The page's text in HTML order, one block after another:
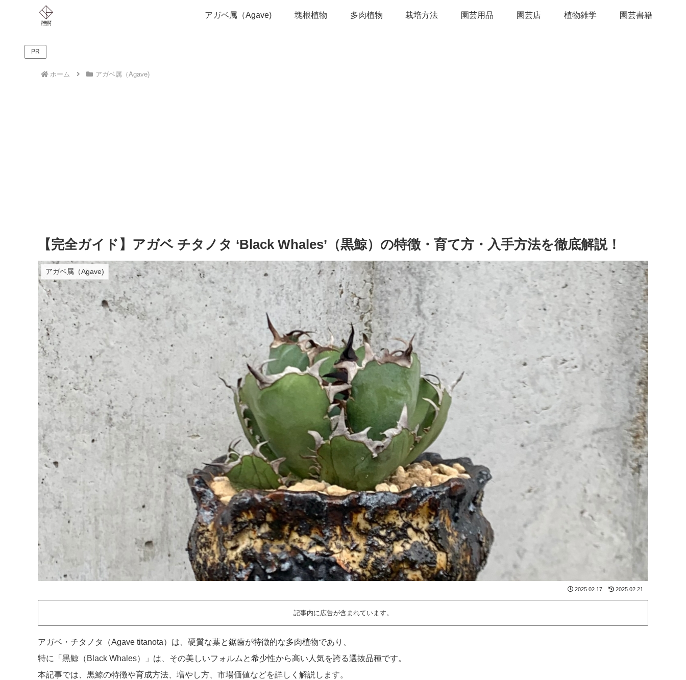
アガベ属（Agave) 塊根植物 多肉植物 栽培方法 園芸用品 園芸店 植物雑学 園芸書籍
PR
ホーム アガベ属（Agave)
【完全ガイド】アガベ チタノタ ‘Black Whales’（黒鯨）の特徴・育て方・入手方法を徹底解説！
アガベ属（Agave)
2025.02.17 2025.02.21
記事内に広告が含まれています。
アガベ・チタノタ（Agave titanota）は、硬質な葉と鋸歯が特徴的な多肉植物であり、
特に「黒鯨（Black Whales）」は、その美しいフォルムと希少性から高い人気を誇る選抜品種です。
本記事では、黒鯨の特徴や育成方法、増やし方、市場価値などを詳しく解説します。